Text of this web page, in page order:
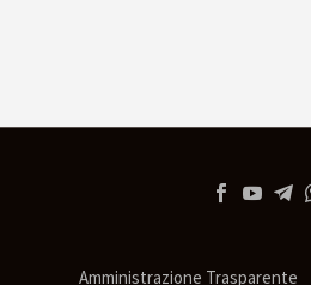
Amministrazione Trasparente